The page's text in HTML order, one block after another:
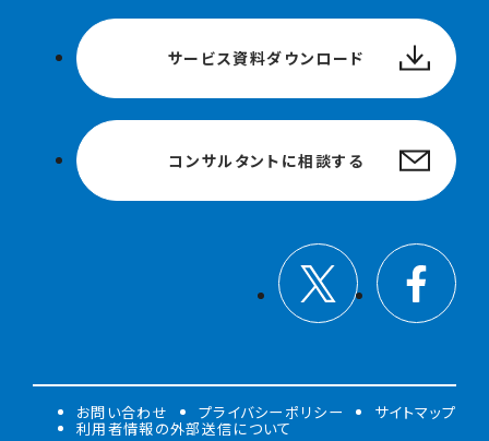
サービス資料ダウンロード
コンサルタントに相談する
お問い合わせ プライバシーポリシー サイトマップ
利用者情報の外部送信について